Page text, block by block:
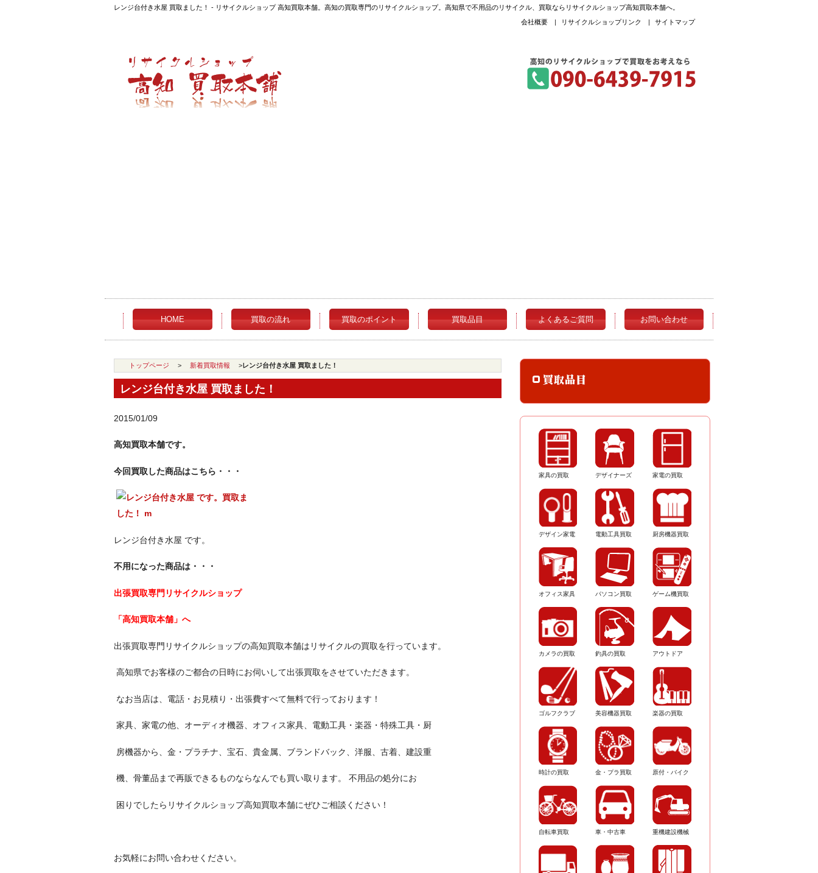
レンジ台付き水屋 買取ました！ - リサイクルショップ 高知買取本舗。高知の買取専門のリサイクルショップ。高知県で不用品のリサイクル、買取ならリサイクルショップ高知買取本舗へ。
会社概要 | リサイクルショップリンク | サイトマップ
HOME 買取の流れ 買取のポイント 買取品目 よくあるご質問 お問い合わせ
トップページ > 新着買取情報 >レンジ台付き水屋 買取ました！
レンジ台付き水屋 買取ました！
2015/01/09
高知買取本舗です。
今回買取した商品はこちら・・・
レンジ台付き水屋 です。
不用になった商品は・・・
出張買取専門リサイクルショップ
「高知買取本舗」へ
出張買取専門リサイクルショップの高知買取本舗はリサイクルの買取を行っています。
高知県でお客様のご都合の日時にお伺いして出張買取をさせていただきます。
なお当店は、電話・お見積り・出張費すべて無料で行っております！
家具、家電の他、オーディオ機器、オフィス家具、電動工具・楽器・特殊工具・厨
房機器から、金・プラチナ、宝石、貴金属、ブランドバック、洋服、古着、建設重
機、骨董品まで再販できるものならなんでも買い取ります。 不用品の処分にお
困りでしたらリサイクルショップ高知買取本舗にぜひご相談ください！
お気軽にお問い合わせください。
家具の買取 デザイナーズ 家電の買取
デザイン家電 電動工具買取 厨房機器買取
オフィス家具 パソコン買取 ゲーム機買取
カメラの買取 釣具の買取 アウトドア
ゴルフクラブ 美容機器買取 楽器の買取
時計の買取 金・プラ買取 原付・バイク
自転車買取 車・中古車 重機建設機械